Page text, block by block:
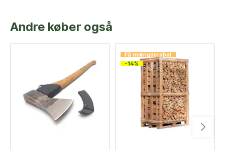
Andre køber også
Få mængderabat
-14%